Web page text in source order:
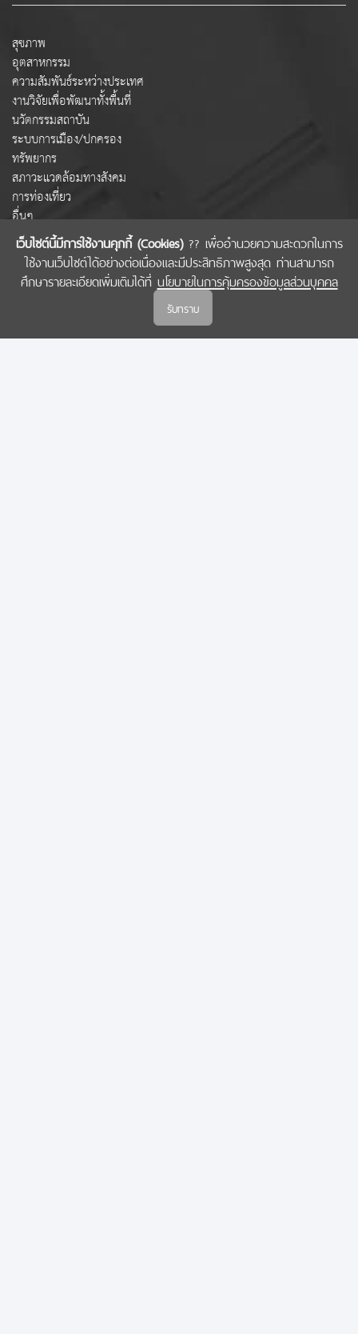
เว็บไซต์นี้มีการใช้งานคุกกี้ (Cookies)?? เพื่ออำนวยความสะดวกในการ
ใช้งานเว็บไซต์ได้อย่างต่อเนื่องและมีประสิทธิภาพสูงสุด ท่านสามารถ
ศึกษารายละเอียดเพิ่มเติมได้ที่ นโยบายในการคุ้มครองข้อมูลส่วนบุคคล
รับทราบ
สุขภาพ
อุตสาหกรรม
ความสัมพันธ์ระหว่างประเทศ
งานวิจัยเพื่อพัฒนาทั้งพื้นที่
นวัตกรรมสถาบัน
ระบบการเมือง/ปกครอง
ทรัพยากร
สภาวะแวดล้อมทางสังคม
การท่องเที่ยว
อื่นๆ
COPYRIGHT © 2022 สำนักงานคณะกรรมการส่งเสริมวิทยาศาสตร์ วิจัยและนวัตกรรม
(สกสว.)
นโยบายในการคุ้มครองข้อมูลส่วนบุคคล